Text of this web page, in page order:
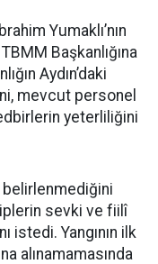
Yumaklı’nın
Başkanlığına
Aydın’daki
mevcut personel
yeterliliğini
belirlenmediğini
sevki ve fiilî
istedi. Yangının ilk
alınamamasında